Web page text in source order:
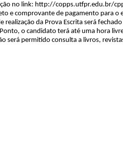
no link: http://copps.utfpr.edu.br/
e comprovante de pagamento para
realização da Prova Escrita será
o candidato terá até uma hora
será permitido consulta a livros,